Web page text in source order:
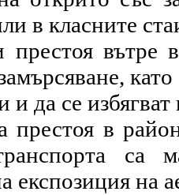
в класните
престоя вътре
и да се
престоя в
са
експозиция на